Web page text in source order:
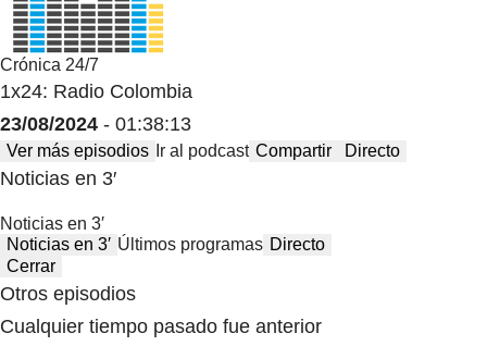
Crónica 24/7
1x24: Radio Colombia
23/08/2024 - 01:38:13
Ver más episodios Ir al podcast Compartir Directo
Noticias en 3′
Noticias en 3′
Noticias en 3′ Últimos programas Directo
Cerrar
Otros episodios
Cualquier tiempo pasado fue anterior